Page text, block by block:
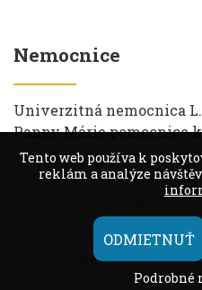
Tento web používa k
reklám a analýze
ODMIETNUŤ
Podrobné
Nemocnice
Univerzitná nemocnica
Panny Márie pomocnice
« Späť na
Obsah tejto webstránky je
arcidiecézy okrem
Všetky práva